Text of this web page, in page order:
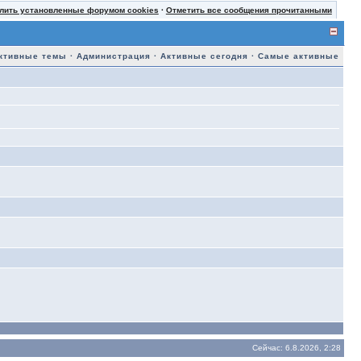
установленные форумом cookies · Отметить все сообщения прочитанными
темы ·Администрация ·Активные сегодня ·Самые активные
Сейчас: 6.8.2026, 2:28